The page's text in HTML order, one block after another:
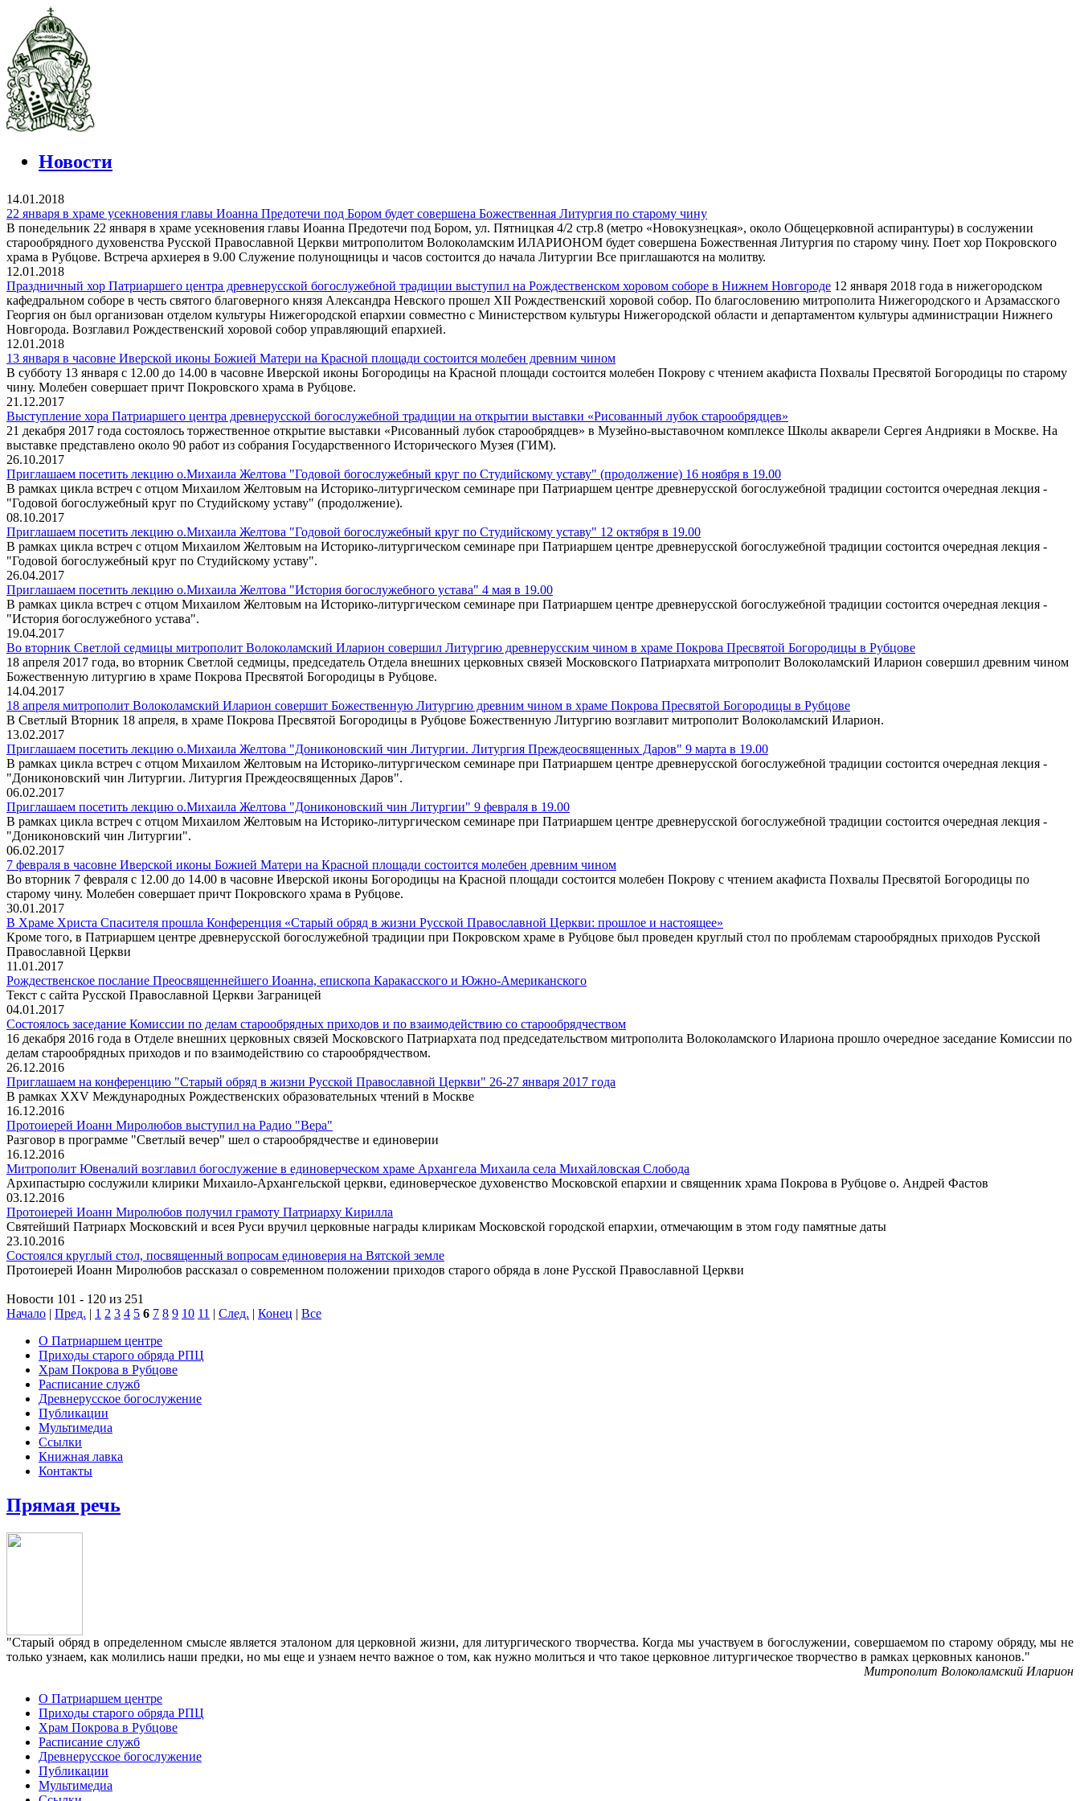
Новости
14.01.2018
22 января в храме усекновения главы Иоанна Предотечи под Бором будет совершена Божественная Литургия по старому чину
В понедельник 22 января в храме усекновения главы Иоанна Предотечи под Бором, ул. Пятницкая 4/2 стр.8 (метро «Новокузнецкая», около Общецерковной аспирантуры) в сослужении
старообрядного духовенства Русской Православной Церкви митрополитом Волоколамским ИЛАРИОНОМ будет совершена Божественная Литургия по старому чину. Поет хор Покровского
храма в Рубцове. Встреча архиерея в 9.00 Служение полунощницы и часов состоится до начала Литургии Все приглашаются на молитву.
12.01.2018
Праздничный хор Патриаршего центра древнерусской богослужебной традиции выступил на Рождественском хоровом соборе в Нижнем Новгороде 12 января 2018 года в нижегородском
кафедральном соборе в честь святого благоверного князя Александра Невского прошел XII Рождественский хоровой собор. По благословению митрополита Нижегородского и Арзамасского
Георгия он был организован отделом культуры Нижегородской епархии совместно с Министерством культуры Нижегородской области и департаментом культуры администрации Нижнего
Новгорода. Возглавил Рождественский хоровой собор управляющий епархией.
12.01.2018
13 января в часовне Иверской иконы Божией Матери на Красной площади состоится молебен древним чином
В субботу 13 января с 12.00 до 14.00 в часовне Иверской иконы Богородицы на Красной площади состоится молебен Покрову с чтением акафиста Похвалы Пресвятой Богородицы по старому
чину. Молебен совершает причт Покровского храма в Рубцове.
21.12.2017
Выступление хора Патриаршего центра древнерусской богослужебной традиции на открытии выставки «Рисованный лубок старообрядцев»
21 декабря 2017 года состоялось торжественное открытие выставки «Рисованный лубок старообрядцев» в Музейно-выставочном комплексе Школы акварели Сергея Андрияки в Москве. На
выставке представлено около 90 работ из собрания Государственного Исторического Музея (ГИМ).
26.10.2017
Приглашаем посетить лекцию о.Михаила Желтова "Годовой богослужебный круг по Студийскому уставу" (продолжение) 16 ноября в 19.00
В рамках цикла встреч с отцом Михаилом Желтовым на Историко-литургическом семинаре при Патриаршем центре древнерусской богослужебной традиции состоится очередная лекция -
"Годовой богослужебный круг по Студийскому уставу" (продолжение).
08.10.2017
Приглашаем посетить лекцию о.Михаила Желтова "Годовой богослужебный круг по Студийскому уставу" 12 октября в 19.00
В рамках цикла встреч с отцом Михаилом Желтовым на Историко-литургическом семинаре при Патриаршем центре древнерусской богослужебной традиции состоится очередная лекция -
"Годовой богослужебный круг по Студийскому уставу".
26.04.2017
Приглашаем посетить лекцию о.Михаила Желтова "История богослужебного устава" 4 мая в 19.00
В рамках цикла встреч с отцом Михаилом Желтовым на Историко-литургическом семинаре при Патриаршем центре древнерусской богослужебной традиции состоится очередная лекция -
"История богослужебного устава".
19.04.2017
Во вторник Светлой седмицы митрополит Волоколамский Иларион совершил Литургию древнерусским чином в храме Покрова Пресвятой Богородицы в Рубцове
18 апреля 2017 года, во вторник Светлой седмицы, председатель Отдела внешних церковных связей Московского Патриархата митрополит Волоколамский Иларион совершил древним чином
Божественную литургию в храме Покрова Пресвятой Богородицы в Рубцове.
14.04.2017
18 апреля митрополит Волоколамский Иларион совершит Божественную Литургию древним чином в храме Покрова Пресвятой Богородицы в Рубцове
В Светлый Вторник 18 апреля, в храме Покрова Пресвятой Богородицы в Рубцове Божественную Литургию возглавит митрополит Волоколамский Иларион.
13.02.2017
Приглашаем посетить лекцию о.Михаила Желтова "Дониконовский чин Литургии. Литургия Преждеосвященных Даров" 9 марта в 19.00
В рамках цикла встреч с отцом Михаилом Желтовым на Историко-литургическом семинаре при Патриаршем центре древнерусской богослужебной традиции состоится очередная лекция -
"Дониконовский чин Литургии. Литургия Преждеосвященных Даров".
06.02.2017
Приглашаем посетить лекцию о.Михаила Желтова "Дониконовский чин Литургии" 9 февраля в 19.00
В рамках цикла встреч с отцом Михаилом Желтовым на Историко-литургическом семинаре при Патриаршем центре древнерусской богослужебной традиции состоится очередная лекция -
"Дониконовский чин Литургии".
06.02.2017
7 февраля в часовне Иверской иконы Божией Матери на Красной площади состоится молебен древним чином
Во вторник 7 февраля с 12.00 до 14.00 в часовне Иверской иконы Богородицы на Красной площади состоится молебен Покрову с чтением акафиста Похвалы Пресвятой Богородицы по
старому чину. Молебен совершает причт Покровского храма в Рубцове.
30.01.2017
В Храме Христа Спасителя прошла Конференция «Старый обряд в жизни Русской Православной Церкви: прошлое и настоящее»
Кроме того, в Патриаршем центре древнерусской богослужебной традиции при Покровском храме в Рубцове был проведен круглый стол по проблемам старообрядных приходов Русской
Православной Церкви
11.01.2017
Рождественское послание Преосвященнейшего Иоанна, епископа Каракасского и Южно-Американского
Текст с сайта Русской Православной Церкви Заграницей
04.01.2017
Состоялось заседание Комиссии по делам старообрядных приходов и по взаимодействию со старообрядчеством
16 декабря 2016 года в Отделе внешних церковных связей Московского Патриархата под председательством митрополита Волоколамского Илариона прошло очередное заседание Комиссии по
делам старообрядных приходов и по взаимодействию со старообрядчеством.
26.12.2016
Приглашаем на конференцию "Старый обряд в жизни Русской Православной Церкви" 26-27 января 2017 года
В рамках XXV Международных Рождественских образовательных чтений в Москве
16.12.2016
Протоиерей Иоанн Миролюбов выступил на Радио "Вера"
Разговор в программе "Светлый вечер" шел о старообрядчестве и единоверии
16.12.2016
Митрополит Ювеналий возглавил богослужение в единоверческом храме Архангела Михаила села Михайловская Слобода
Архипастырю сослужили клирики Михаило-Архангельской церкви, единоверческое духовенство Московской епархии и священник храма Покрова в Рубцове о. Андрей Фастов
03.12.2016
Протоиерей Иоанн Миролюбов получил грамоту Патриарху Кирилла
Святейший Патриарх Московский и всея Руси вручил церковные награды клирикам Московской городской епархии, отмечающим в этом году памятные даты
23.10.2016
Состоялся круглый стол, посвященный вопросам единоверия на Вятской земле
Протоиерей Иоанн Миролюбов рассказал о современном положении приходов старого обряда в лоне Русской Православной Церкви
Новости 101 - 120 из 251
Начало | Пред. | 1 2 3 4 5 6 7 8 9 10 11 | След. | Конец | Все
О Патриаршем центре
Приходы старого обряда РПЦ
Храм Покрова в Рубцове
Расписание служб
Древнерусское богослужение
Публикации
Мультимедиа
Ссылки
Книжная лавка
Контакты
Прямая речь
"Старый обряд в определенном смысле является эталоном для церковной жизни, для литургического творчества. Когда мы участвуем в богослужении, совершаемом по старому обряду, мы не
только узнаем, как молились наши предки, но мы еще и узнаем нечто важное о том, как нужно молиться и что такое церковное литургическое творчество в рамках церковных канонов."
Митрополит Волоколамский Иларион
О Патриаршем центре
Приходы старого обряда РПЦ
Храм Покрова в Рубцове
Расписание служб
Древнерусское богослужение
Публикации
Мультимедиа